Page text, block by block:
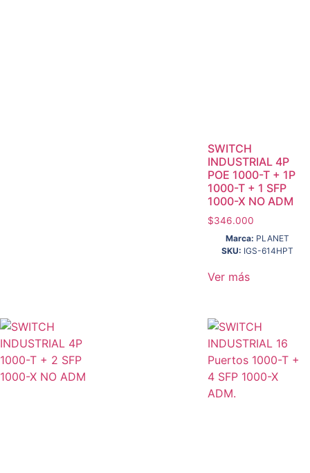
SWITCH
INDUSTRIAL 4P
POE 1000-T + 1P
1000-T + 1 SFP
1000-X NO ADM
$346.000
Marca: PLANET
SKU: IGS-614HPT
Ver más